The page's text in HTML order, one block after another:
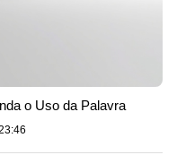
o Uso da Palavra